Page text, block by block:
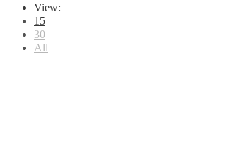
View:
15
30
All